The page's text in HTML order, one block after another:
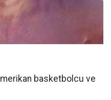
basketbolcu ve